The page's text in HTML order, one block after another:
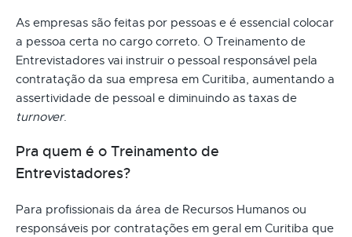
As empresas são feitas por pessoas e é essencial colocar
a pessoa certa no cargo correto. O Treinamento de
Entrevistadores vai instruir o pessoal responsável pela
contratação da sua empresa em Curitiba, aumentando a
assertividade de pessoal e diminuindo as taxas de
turnover.
Pra quem é o Treinamento de
Entrevistadores?
Para profissionais da área de Recursos Humanos ou
responsáveis por contratações em geral em Curitiba que